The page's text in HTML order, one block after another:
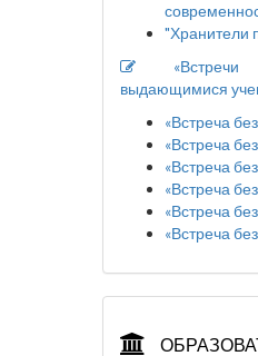
"Хранители
«Встречи
выдающимися
«Встреча
«Встреча
«Встреча
«Встреча
«Встреча
«Встреча